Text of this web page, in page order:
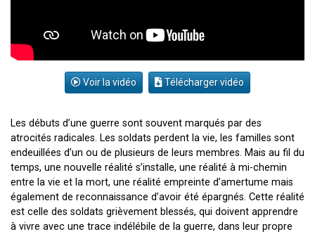
Voir la vidéo Télécharger vidéo
Les débuts d’une guerre sont souvent marqués par des
atrocités radicales. Les soldats perdent la vie, les familles sont
endeuillées d’un ou de plusieurs de leurs membres. Mais au fil du
temps, une nouvelle réalité s’installe, une réalité à mi-chemin
entre la vie et la mort, une réalité empreinte d’amertume mais
également de reconnaissance d’avoir été épargnés. Cette réalité
est celle des soldats grièvement blessés, qui doivent apprendre
à vivre avec une trace indélébile de la guerre, dans leur propre